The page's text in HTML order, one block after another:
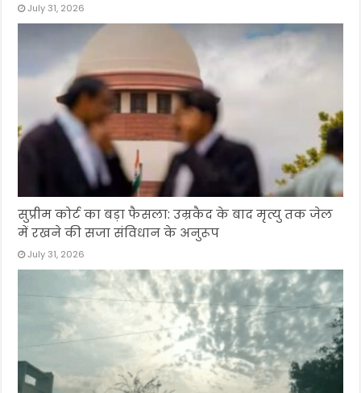
July 31, 2026
सुप्रीम कोर्ट का बड़ा फैसला: उम्रकैद के बाद मृत्यु तक जेल
में रखने की सजा संविधान के अनुरूप
July 31, 2026